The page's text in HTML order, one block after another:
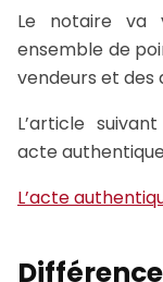
Le notaire va
ensemble de
vendeurs et des
L’article
acte
L’acte